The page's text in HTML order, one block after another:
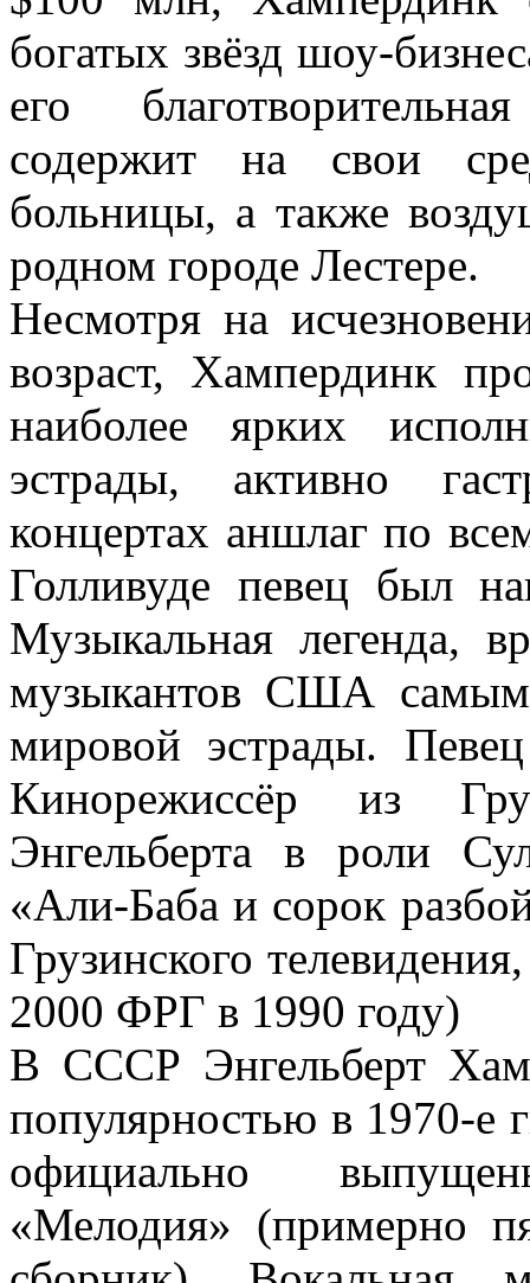
богатых звёзд шоу-
его
содержит на свои
больницы, а также
родном городе Лестере.
Несмотря на
возраст, Хампердинк
наиболее ярких
эстрады, активно
концертах аншлаг по
Голливуде певец был
Музыкальная легенда,
музыкантов США самым
мировой эстрады.
Кинорежиссёр из
Энгельберта в роли
«Али-Баба и сорок
Грузинского
2000 ФРГ в 1990 году)
В СССР Энгельберт
популярностью в 1970-е
официально
«Мелодия» (примерно